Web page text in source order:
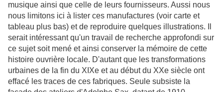
musique ainsi que celle de leurs fournisseurs. Aussi nous
nous limitons ici à lister ces manufactures (voir carte et
tableau plus bas) et de reproduire quelques illustrations. Il
serait intéressant qu'un travail de recherche approfondi sur
ce sujet soit mené et ainsi conserver la mémoire de cette
histoire ouvrière locale. D'autant que les transformations
urbaines de la fin du XIXe et au début du XXe siècle ont
effacé les traces de ces fabriques. Seule subsiste la